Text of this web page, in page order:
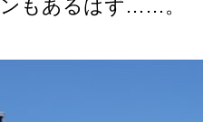
もあるはず……。